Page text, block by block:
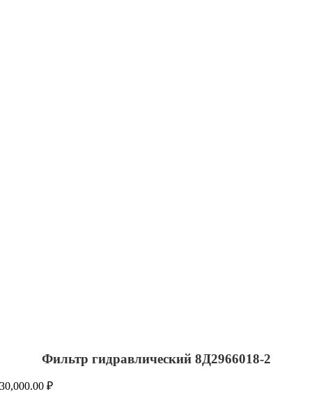
Фильтр гидравлический 8Д2966018-2
30,000.00₽